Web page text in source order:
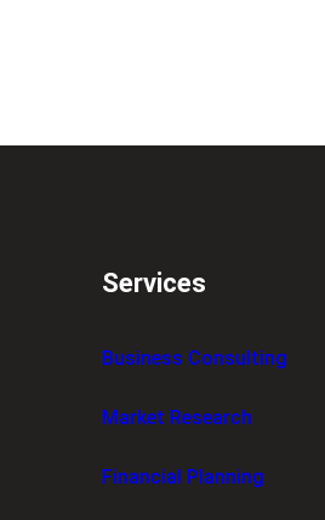
Services
Business Consulting
Market Research
Financial Planning